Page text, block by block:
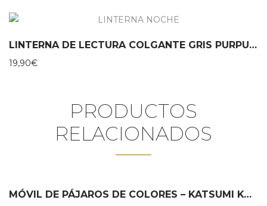
LINTERNA DE LECTURA COLGANTE GRIS PURPURINA MOSES
19,90€
PRODUCTOS
RELACIONADOS
MÓVIL DE PÁJAROS DE COLORES – KATSUMI KOMAGATA